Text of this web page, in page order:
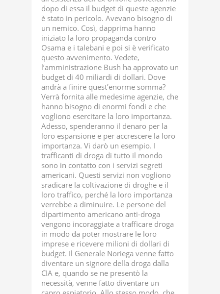
dopo di essa il budget di queste agenzie
è stato in pericolo. Avevano bisogno di
un nemico. Così, dapprima hanno
iniziato la loro propaganda contro
Osama e i talebani e poi si è verificato
questo avvenimento. Vedete,
l’amministrazione Bush ha approvato un
budget di 40 miliardi di dollari. Dove
andrà a finire quest’enorme somma?
Verrà fornita alle medesime agenzie, che
hanno bisogno di enormi fondi e che
vogliono esercitare la loro importanza.
Adesso, spenderanno il denaro per la
loro espansione e per accrescere la loro
importanza. Vi darò un esempio. I
trafficanti di droga di tutto il mondo
sono in contatto con i servizi segreti
americani. Questi servizi non vogliono
sradicare la coltivazione di droghe e il
loro traffico, perché la loro importanza
verrebbe a diminuire. Le persone del
dipartimento americano anti-droga
vengono incoraggiate a trafficare droga
in modo da poter mostrare le loro
imprese e ricevere milioni di dollari di
budget. Il Generale Noriega venne fatto
diventare un signore della droga dalla
CIA e, quando se ne presentò la
necessità, venne fatto diventare un